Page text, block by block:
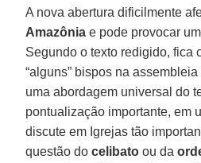
A nova abertura dificilmente
Amazônia e pode provocar
Segundo o texto redigido, fica
“alguns” bispos na
uma abordagem universal do
pontualização importante, em
discute em Igrejas tão
questão docelibato ou da